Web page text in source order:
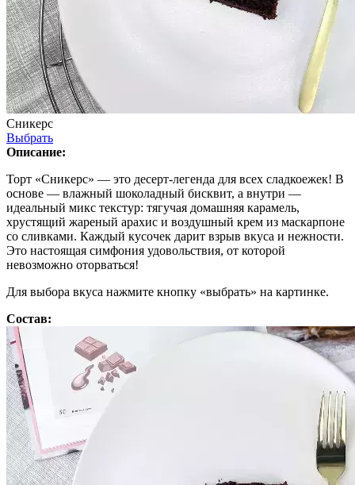
Сникерс
Выбрать
Описание:
Торт «Сникерс» — это десерт-легенда для всех сладкоежек! В
основе — влажный шоколадный бисквит, а внутри —
идеальный микс текстур: тягучая домашняя карамель,
хрустящий жареный арахис и воздушный крем из маскарпоне
со сливками. Каждый кусочек дарит взрыв вкуса и нежности.
Это настоящая симфония удовольствия, от которой
невозможно оторваться!
Для выбора вкуса нажмите кнопку «выбрать» на картинке.
Состав: